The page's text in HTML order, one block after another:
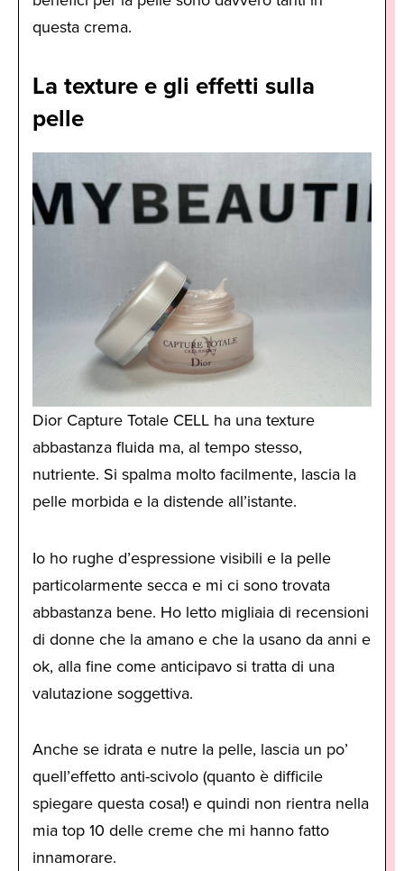
questa crema.
La texture e gli effetti sulla
pelle
Dior Capture Totale CELL ha una texture
abbastanza fluida ma, al tempo stesso,
nutriente. Si spalma molto facilmente, lascia la
pelle morbida e la distende all’istante.
Io ho rughe d’espressione visibili e la pelle
particolarmente secca e mi ci sono trovata
abbastanza bene. Ho letto migliaia di recensioni
di donne che la amano e che la usano da anni e
ok, alla fine come anticipavo si tratta di una
valutazione soggettiva.
Anche se idrata e nutre la pelle, lascia un po’
quell’effetto anti-scivolo (quanto è difficile
spiegare questa cosa!) e quindi non rientra nella
mia top 10 delle creme che mi hanno fatto
innamorare.